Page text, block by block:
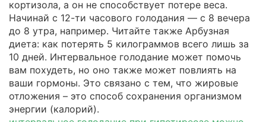
кортизола, а он не способствует потере веса.
Начинай с 12-ти часового голодания — с 8 вечера
до 8 утра, например. Читайте также Арбузная
диета: как потерять 5 килограммов всего лишь за
10 дней. Интервальное голодание может помочь
вам похудеть, но оно также может повлиять на
ваши гормоны. Это связано с тем, что жировые
отложения – это способ сохранения организмом
энергии (калорий).